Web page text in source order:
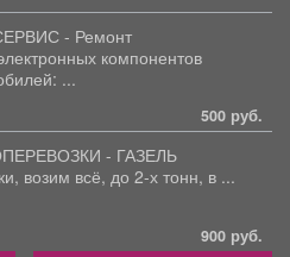
- Ремонт
компонентов
...
500 руб.
- ГАЗЕЛЬ
возим всё, до 2-х тонн, в ...
900 руб.